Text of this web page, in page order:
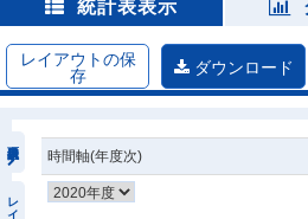
統計表表示
レイアウトの保
存
ダウンロード
時間軸(年度次)